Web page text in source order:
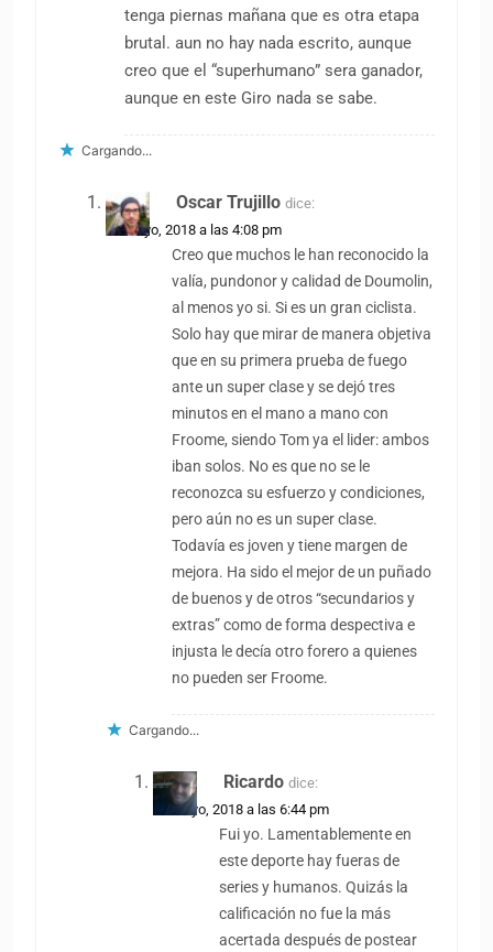
tenga piernas mañana que es otra etapa
brutal. aun no hay nada escrito, aunque
creo que el “superhumano” sera ganador,
aunque en este Giro nada se sabe.
Cargando...
Oscar Trujillo dice:
25 mayo, 2018 a las 4:08 pm
Creo que muchos le han reconocido la
valía, pundonor y calidad de Doumolin,
al menos yo si. Si es un gran ciclista.
Solo hay que mirar de manera objetiva
que en su primera prueba de fuego
ante un super clase y se dejó tres
minutos en el mano a mano con
Froome, siendo Tom ya el lider: ambos
iban solos. No es que no se le
reconozca su esfuerzo y condiciones,
pero aún no es un super clase.
Todavía es joven y tiene margen de
mejora. Ha sido el mejor de un puñado
de buenos y de otros “secundarios y
extras” como de forma despectiva e
injusta le decía otro forero a quienes
no pueden ser Froome.
Cargando...
Ricardo dice:
25 mayo, 2018 a las 6:44 pm
Fui yo. Lamentablemente en
este deporte hay fueras de
series y humanos. Quizás la
calificación no fue la más
acertada después de postear